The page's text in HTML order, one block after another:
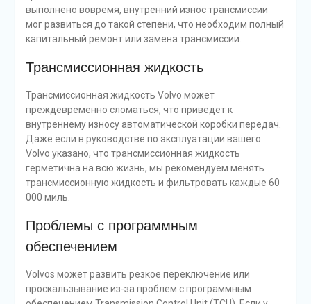
выполнено вовремя, внутренний износ трансмиссии
мог развиться до такой степени, что необходим полный
капитальный ремонт или замена трансмиссии.
Трансмиссионная жидкость
Трансмиссионная жидкость Volvo может
преждевременно сломаться, что приведет к
внутреннему износу автоматической коробки передач.
Даже если в руководстве по эксплуатации вашего
Volvo указано, что трансмиссионная жидкость
герметична на всю жизнь, мы рекомендуем менять
трансмиссионную жидкость и фильтровать каждые 60
000 миль.
Проблемы с программным
обеспечением
Volvos может развить резкое переключение или
проскальзывание из-за проблем с программным